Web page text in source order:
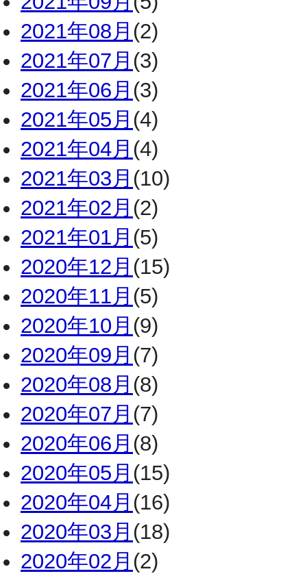
2021年08月 (2)
2021年07月 (3)
2021年06月 (3)
2021年05月 (4)
2021年04月 (4)
2021年03月 (10)
2021年02月 (2)
2021年01月 (5)
2020年12月 (15)
2020年11月 (5)
2020年10月 (9)
2020年09月 (7)
2020年08月 (8)
2020年07月 (7)
2020年06月 (8)
2020年05月 (15)
2020年04月 (16)
2020年03月 (18)
2020年02月 (2)